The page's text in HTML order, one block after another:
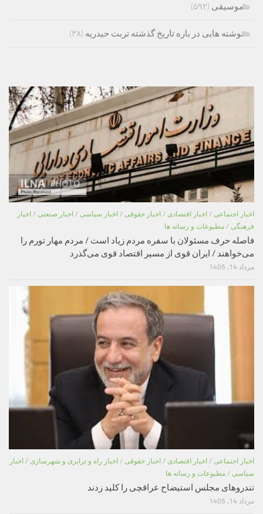
موسیقی (۵۹۲)
نوشته هایی در باره تاریخ گذشته تربت حیدریه (۳۸)
اخبار اجتماعی / اخبار اقتصادی / اخبار حقوقی / اخبار سیاسی / اخبار صنعتی / اخبار
فرهنگی / مطبوعات و رسانه ها
فاصله حرف مسئولان با سفره مردم زیاد است / مردم مهار تورم را
می‌خواهند / ایران قوی از مسیر اقتصاد قوی می‌گذرد
مرداد 14, 1405
اخبار اجتماعی / اخبار اقتصادی / اخبار حقوقی / اخبار راه و ترابری و شهرسازی / اخبار
سیاسی / مطبوعات و رسانه ها
تندروهای مجلس استیضاح عراقچی را کلید زدند
مرداد 14, 1405